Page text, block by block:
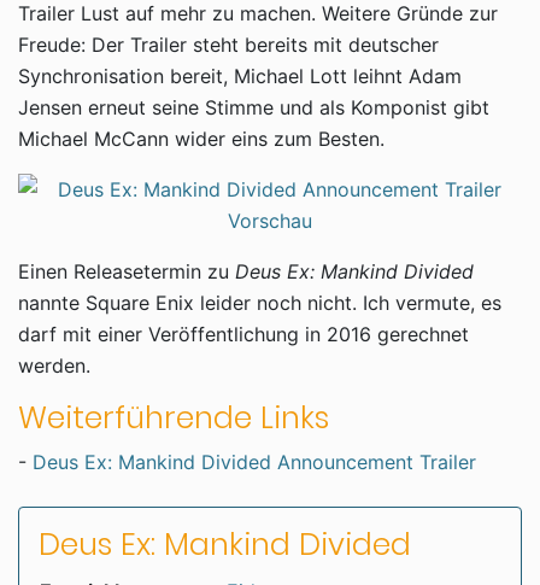
Trailer Lust auf mehr zu machen. Weitere Gründe zur
Freude: Der Trailer steht bereits mit deutscher
Synchronisation bereit, Michael Lott leihnt Adam
Jensen erneut seine Stimme und als Komponist gibt
Michael McCann wider eins zum Besten.
Einen Releasetermin zu Deus Ex: Mankind Divided
nannte Square Enix leider noch nicht. Ich vermute, es
darf mit einer Veröffentlichung in 2016 gerechnet
werden.
Weiterführende Links
- Deus Ex: Mankind Divided Announcement Trailer
Deus Ex: Mankind Divided